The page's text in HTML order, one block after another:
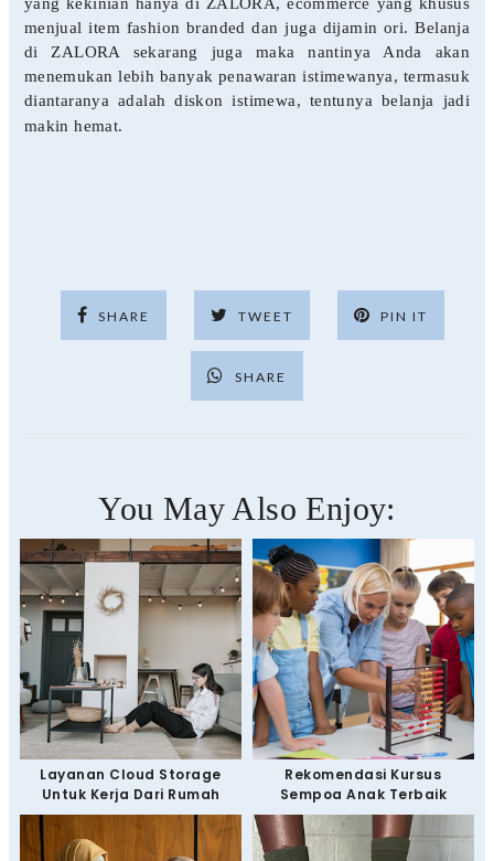
menjual item fashion branded dan juga dijamin ori. Belanja
di ZALORA sekarang juga maka nantinya Anda akan
menemukan lebih banyak penawaran istimewanya, termasuk
diantaranya adalah diskon istimewa, tentunya belanja jadi
makin hemat.
SHARE TWEET PIN IT
SHARE
You May Also Enjoy:
Layanan Cloud Storage
Untuk Kerja Dari Rumah
Rekomendasi Kursus
Sempoa Anak Terbaik